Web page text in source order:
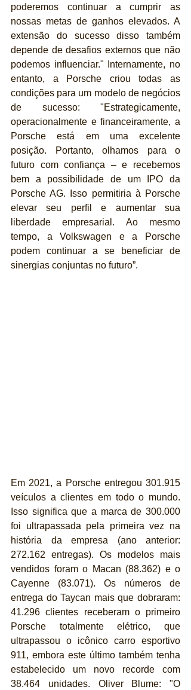
poderemos continuar a cumprir as
nossas metas de ganhos elevados. A
extensão do sucesso disso também
depende de desafios externos que não
podemos influenciar." Internamente, no
entanto, a Porsche criou todas as
condições para um modelo de negócios
de sucesso: "Estrategicamente,
operacionalmente e financeiramente, a
Porsche está em uma excelente
posição. Portanto, olhamos para o
futuro com confiança – e recebemos
bem a possibilidade de um IPO da
Porsche AG. Isso permitiria à Porsche
elevar seu perfil e aumentar sua
liberdade empresarial. Ao mesmo
tempo, a Volkswagen e a Porsche
podem continuar a se beneficiar de
sinergias conjuntas no futuro”.
Em 2021, a Porsche entregou 301.915
veículos a clientes em todo o mundo.
Isso significa que a marca de 300.000
foi ultrapassada pela primeira vez na
história da empresa (ano anterior:
272.162 entregas). Os modelos mais
vendidos foram o Macan (88.362) e o
Cayenne (83.071). Os números de
entrega do Taycan mais que dobraram:
41.296 clientes receberam o primeiro
Porsche totalmente elétrico, que
ultrapassou o icônico carro esportivo
911, embora este último também tenha
estabelecido um novo recorde com
38.464 unidades. Oliver Blume: "O